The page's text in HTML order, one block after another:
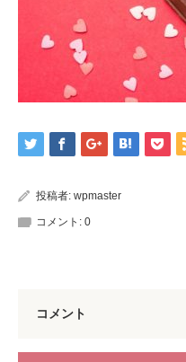
投稿者: wpmaster
コメント: 0
コメント